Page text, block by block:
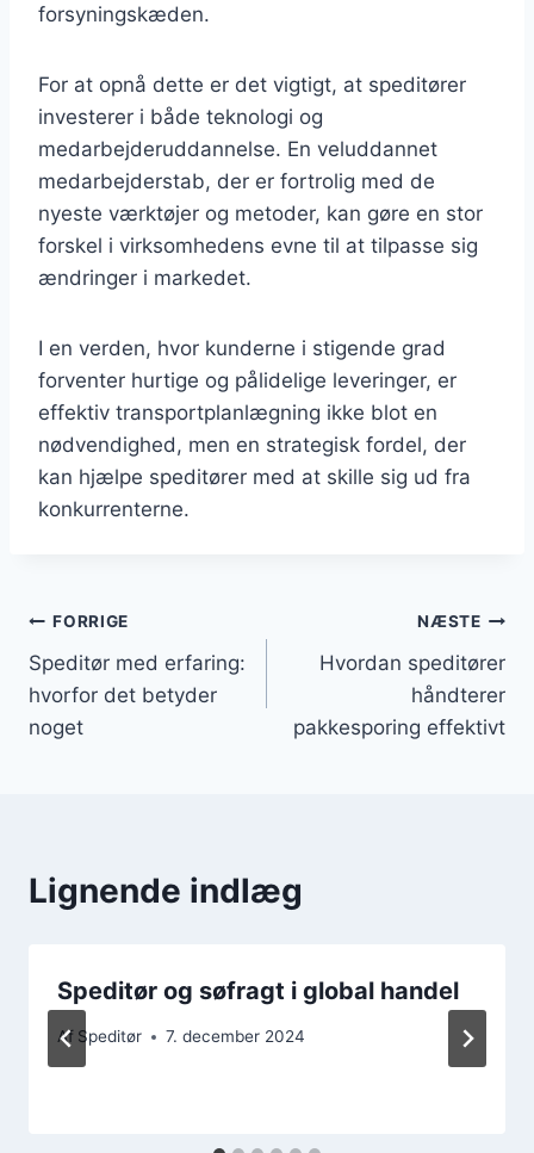
forsyningskæden.
For at opnå dette er det vigtigt, at speditører
investerer i både teknologi og
medarbejderuddannelse. En veluddannet
medarbejderstab, der er fortrolig med de
nyeste værktøjer og metoder, kan gøre en stor
forskel i virksomhedens evne til at tilpasse sig
ændringer i markedet.
I en verden, hvor kunderne i stigende grad
forventer hurtige og pålidelige leveringer, er
effektiv transportplanlægning ikke blot en
nødvendighed, men en strategisk fordel, der
kan hjælpe speditører med at skille sig ud fra
konkurrenterne.
Indlægsnavigation
FORRIGE
Speditør med erfaring:
hvorfor det betyder
noget
NÆSTE
Hvordan speditører
håndterer
pakkesporing effektivt
Lignende indlæg
Speditør og søfragt i global handel
Af Speditør 7. december 2024